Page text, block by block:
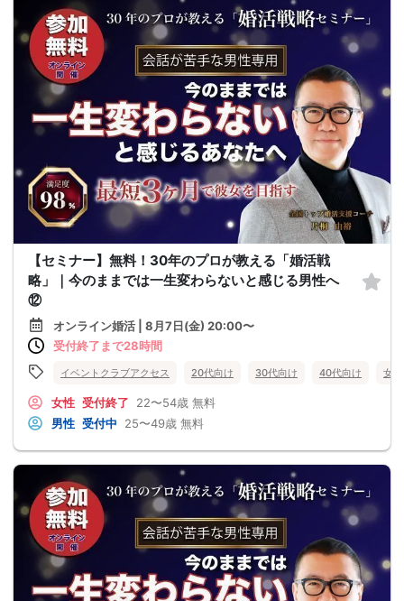
【セミナー】無料！30年のプロが教える「婚活戦
略」｜今のままでは一生変わらないと感じる男性へ
⑫
オンライン婚活 | 8月7日(金) 20:00〜
受付終了まで28時間
イベントクラブアクセス 20代向け 30代向け 40代向け 女
女性 受付終了 22〜54歳 無料
男性 受付中 25〜49歳 無料